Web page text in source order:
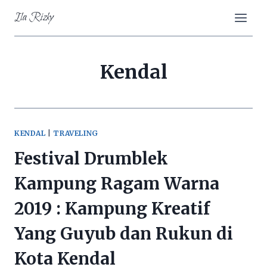
content
Ila Rizky
Kendal
KENDAL TRAVELING
Festival Drumblek
Kampung Ragam Warna
2019 : Kampung Kreatif
Yang Guyub dan Rukun di
Kota Kendal